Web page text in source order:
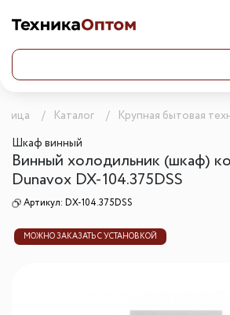
Каталог Крупная бытовая
Шкаф винный
Винный холодильник (шкаф)
Dunavox DX-104.375DSS
Артикул: DX-104.375DSS
МОЖНО ЗАКАЗАТЬ С УСТАНОВКОЙ